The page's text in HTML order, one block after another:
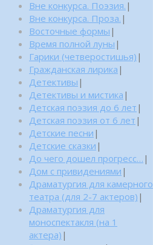
Вне конкурса. Поэзия. |
Вне конкурса. Проза. |
Восточные формы |
Время полной луны |
Гарики (четверостишья) |
Гражданская лирика |
Детективы |
Детективы и мистика |
Детская поэзия до 6 лет |
Детская поэзия от 6 лет |
Детские песни |
Детские сказки |
До чего дошел прогресс… |
Дом с привидениями |
Драматургия для камерного
театра (для 2-7 актеров) |
Драматургия для
моноспектакля (на 1
актера) |